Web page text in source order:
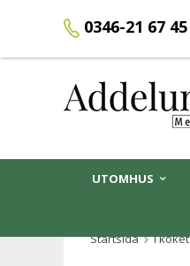
0346-21 67 45
UTOMHUS
Startsida
I köket